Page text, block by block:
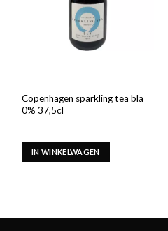
Copenhagen sparkling tea bla
0% 37,5cl
IN WINKELWAGEN